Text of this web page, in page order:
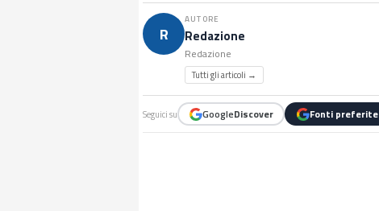
R
AUTORE
Redazione
Redazione
Tutti gli articoli →
Seguici su GoogleDiscover Fonti preferite